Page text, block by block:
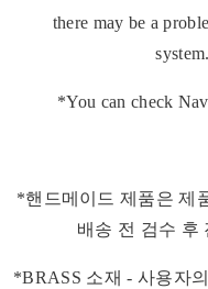
there may be a
*You can check
*핸드메이드 제품은 제
배송 전 검수 후
*BRASS 소재 - 사용자